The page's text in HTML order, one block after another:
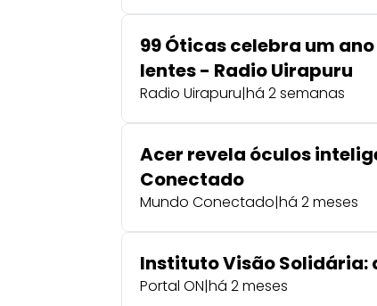
99 Óticas celebra um
lentes - Radio Uirapuru
Radio Uirapuru|há 2 semanas
Acer revela óculos
Conectado
Mundo Conectado|há 2 meses
Instituto Visão Solidária:
Portal ON|há 2 meses